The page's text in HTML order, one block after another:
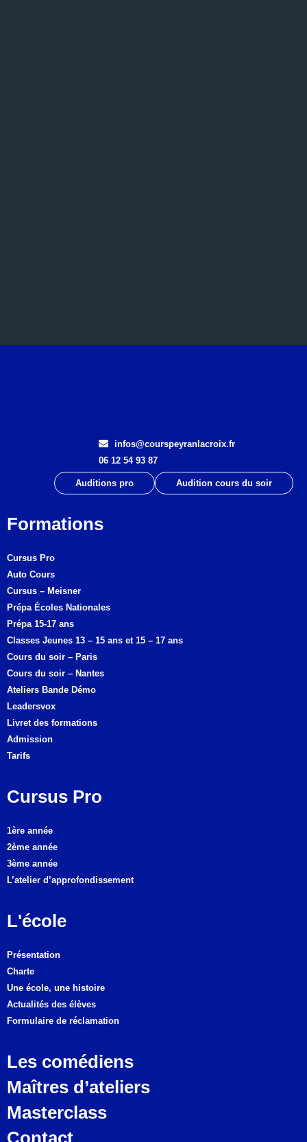
infos@courspeyranlacroix.fr
06 12 54 93 87
Audition cours du soir
Auditions pro
Formations
Cursus Pro
Auto Cours
Cursus – Meisner
Prépa Écoles Nationales
Prépa 15-17 ans
Classes Jeunes 13 – 15 ans et 15 – 17 ans
Cours du soir – Paris
Cours du soir – Nantes
Ateliers Bande Démo
Leadersvox
Livret des formations
Admission
Tarifs
Cursus Pro
1ère année
2ème année
3ème année
L’atelier d’approfondissement
L'école
Présentation
Charte
Une école, une histoire
Actualités des élèves
Formulaire de réclamation
Les comédiens
Maîtres d’ateliers
Masterclass